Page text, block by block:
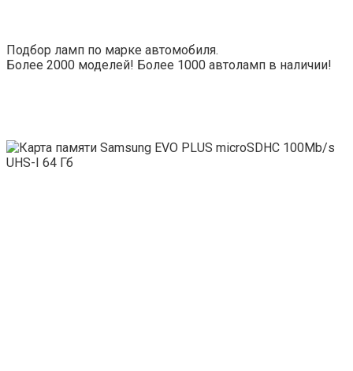
Подбор ламп по марке автомобиля.
Более 2000 моделей! Более 1000 автоламп в наличии!